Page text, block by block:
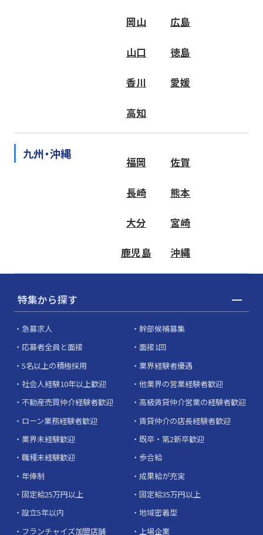
岡山 広島
山口 徳島
香川 愛媛
高知
九州・沖縄
福岡 佐賀
長崎 熊本
大分 宮崎
鹿児島 沖縄
特集から探す
急募求人
幹部候補募集
応募者全員と面接
面接1回
5名以上の積極採用
業界経験者優遇
社会人経験10年以上歓迎
他業界の営業経験者歓迎
不動産売買仲介経験者歓迎
高級賃貸仲介営業の経験者歓迎
ローン業務経験者歓迎
賃貸仲介の店長経験者歓迎
業界未経験歓迎
既卒・第2新卒歓迎
職種未経験歓迎
歩合給
年俸制
成果給が充実
固定給25万円以上
固定給35万円以上
設立5年以内
地域密着型
フランチャイズ加盟店舗
上場企業